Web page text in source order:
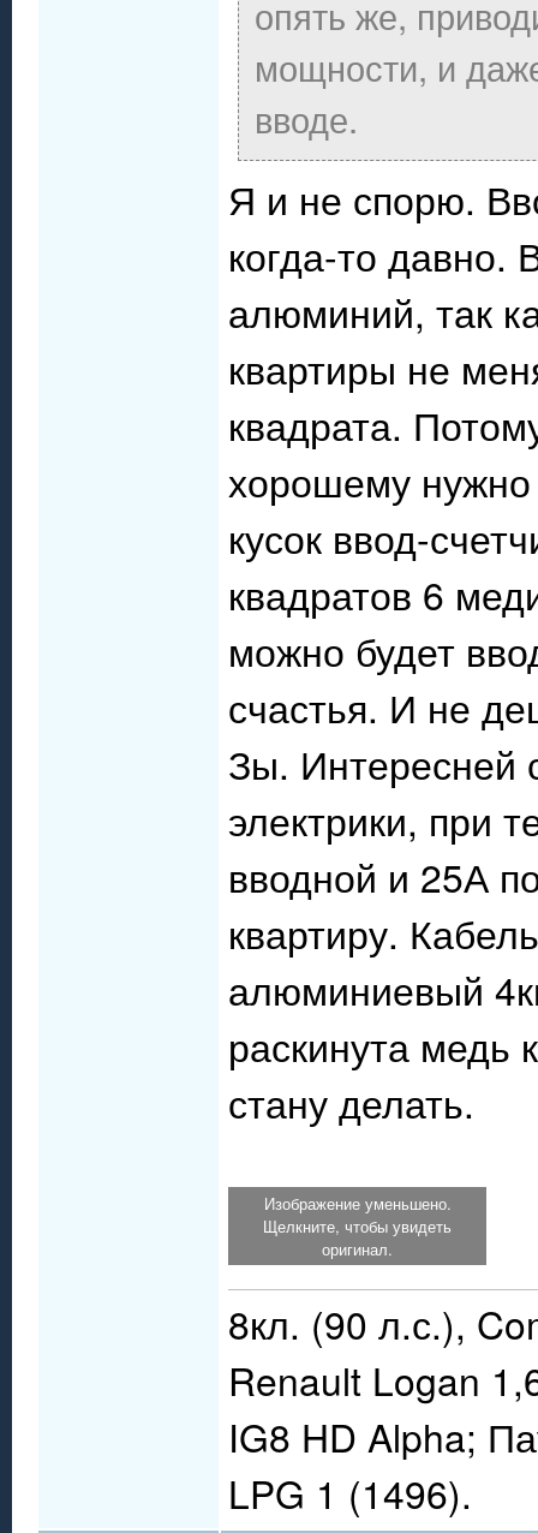
опять же,
мощности, и
вводе.
Я и не спорю.
когда-то давно.
алюминий, так
квартиры не
квадрата.
хорошему нужно
кусок ввод-
квадратов 6
можно будет
счастья. И не
Зы. Интересней
электрики, при
вводной и 25А
квартиру.
алюминиевый
раскинута медь
стану делать.
Изображение уменьшено.
Щелкните, чтобы увидеть
оригинал.
8кл. (90 л.с.),
Renault Logan
IG8 HD Alpha;
LPG 1 (1496).